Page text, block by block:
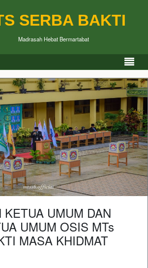
SERBA BAKTI
Madrasah Hebat Bermartabat
KETUA UMUM DAN
UMUM OSIS MTs
MASA KHIDMAT